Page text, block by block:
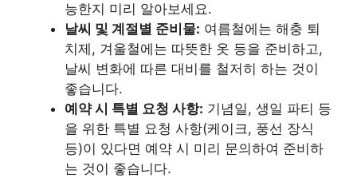
능한지 미리 알아보세요.
날씨 및 계절별 준비물: 여름철에는 해충 퇴
치제, 겨울철에는 따뜻한 옷 등을 준비하고,
날씨 변화에 따른 대비를 철저히 하는 것이
좋습니다.
예약 시 특별 요청 사항: 기념일, 생일 파티 등
을 위한 특별 요청 사항(케이크, 풍선 장식
등)이 있다면 예약 시 미리 문의하여 준비하
는 것이 좋습니다.